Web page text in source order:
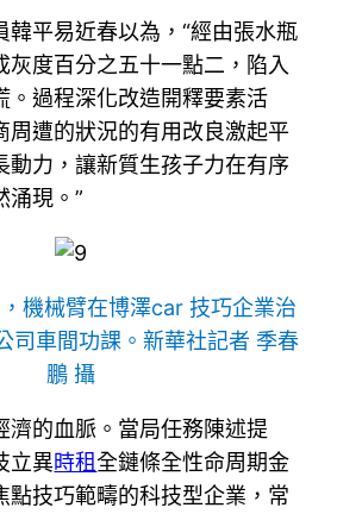
韓平易近春以為，“經由張水瓶
灰度百分之五十一點二，陷入
。過程深化改造開釋要素活
周遭的狀況的有用改良激起平
動力，讓新質生孩子力在有序
涌現。”
機械臂在博澤car 技巧企業治
司車間功課。新華社記者 季春
鵬 攝
濟的血脈。當局任務陳述提
立異時租全鏈條全性命周期金
點技巧範疇的科技型企業，常